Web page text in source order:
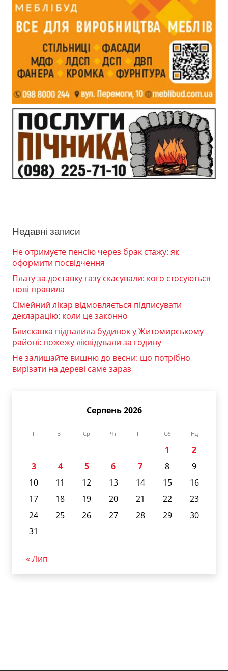
Недавні записи
Не отримуєте пенсію через брак стажу: як
оформити посвідчення
Плату за доставку газу скасували: кого стосуються
нові правила
Сімейний лікар відмовляється підписувати
декларацію: коли це законно
Блискавка підпалила будинок у Житомирському
районі: пожежу ліквідували за годину
Не залишайте вишню до весни: що потрібно
вирізати на дереві саме зараз
Серпень 2026
Пн Вт Ср Чт Пт Сб Нд
1
2
3
4 5 6 7 8
9
10
11 12 13 14 15
16
17
18 19 20 21 22
23
24
25 26 27 28 29
30
31
« Лип